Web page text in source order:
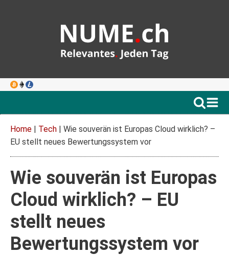
Home | Tech | Wie souverän ist Europas Cloud wirklich? –
EU stellt neues Bewertungssystem vor
Wie souverän ist Europas
Cloud wirklich? – EU
stellt neues
Bewertungssystem vor